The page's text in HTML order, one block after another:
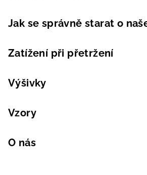
Jak se správně starat o
Zatížení při přetržení
Výšivky
Vzory
O nás